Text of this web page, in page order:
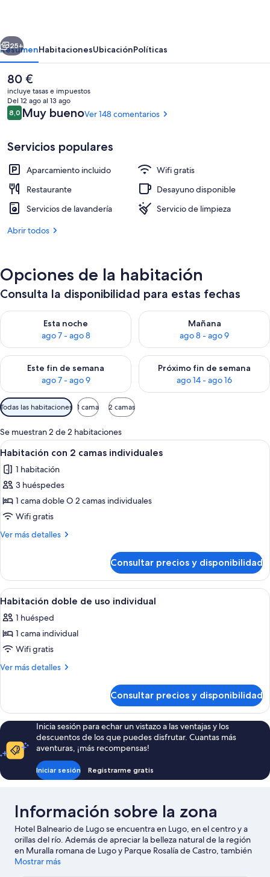
Vistas desde el alojamiento
Siguiente
25+
ResumenHabitacionesUbicaciónPolíticas
El
precio
actual
es
de
80 €
incluye tasas e impuestos
Del 12 ago al 13 ago
Comentarios
8,08,0 de 10
Muy buenoVer 148 comentarios
Servicios populares
Aparcamiento incluido
Wifi gratis
Restaurante
Desayuno disponible
Servicios de lavandería
Servicio de limpieza
Abrir todos
Opciones de la habitación
Consulta la disponibilidad para estas fechas
Esta noche
ago 7 - ago 8
Consulta la disponibilidad para esta noche, ago 7 - ago 8
Mañana
ago 8 - ago 9
Consulta la disponibilidad
Este fin de semana
ago 7 - ago 9
Consulta la disponibilidad para este fin de semana, ago 7 -
Próximo fin de semana
ago 14 - ago 16
Consulta la disponibilidad
Filtros
disponibles
para
las
habitaciones
Todas las habitaciones 1 cama 2 camas
Se muestran 2 de 2 habitaciones
Abrir
todas
las
fotos
de
Habitación
con
individuales
Habitación de hotel con una cama,
6
Habitación con 2 camas individuales
1 habitación
3 huéspedes
1 cama doble O 2 camas individuales
Wifi gratis
Ver más detalles
Más
con
camas
Consultar precios y disponibilidad
Abrir
todas
las
fotos
de
Habitación
uso
individual
Habitación de hotel con cama,
5
Habitación doble de uso individual
1 huésped
1 cama individual
Wifi gratis
Ver más detalles
Más
doble
de
uso
individual
Consultar precios y disponibilidad
Inicia sesión para echar un vistazo a las ventajas y los
descuentos de los que puedes disfrutar. Cuantas más
aventuras, ¡más recompensas!
Iniciar sesión Registrarme gratis
Información sobre la zona
Hotel Balneario de Lugo se encuentra en Lugo, en el centro y a
orillas del río. Además de apreciar la belleza natural de la región
en Muralla romana de Lugo y Parque Rosalía de Castro, también
puedes visitar lugares fundamentales para los aficionados a la
Mostrar más